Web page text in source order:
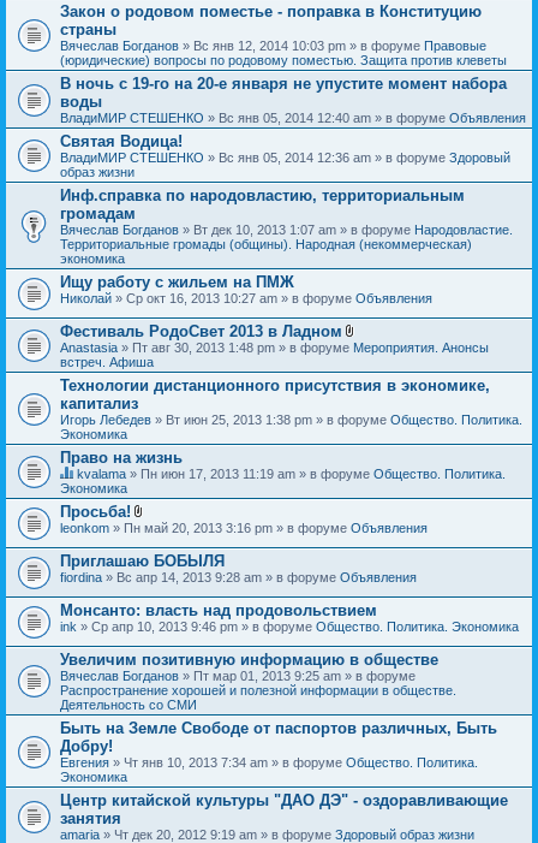
Закон о родовом поместье - поправка в Конституцию
страны
Вячеслав Богданов » Вс янв 12, 2014 10:03 pm » в форуме Правовые
(юридические) вопросы по родовому поместью. Защита против клеветы
В ночь с 19-го на 20-е января не упустите момент набора
воды
ВладиМИР СТЕШЕНКО » Вс янв 05, 2014 12:40 am » в форуме Объявления
Святая Водица!
ВладиМИР СТЕШЕНКО » Вс янв 05, 2014 12:36 am » в форуме Здоровый
образ жизни
Инф.справка по народовластию, территориальным
громадам
Вячеслав Богданов » Вт дек 10, 2013 1:07 am » в форуме Народовластие.
Территориальные громады (общины). Народная (некоммерческая)
экономика
Ищу работу с жильем на ПМЖ
Николай » Ср окт 16, 2013 10:27 am » в форуме Объявления
Фестиваль РодоСвет 2013 в Ладном
В
о
ж
н
и
я
Anastasia » Пт авг 30, 2013 1:48 pm » в форуме Мероприятия. Анонсы
встреч. Афиша
Технологии дистанционного присутствия в экономике,
капитализ
Игорь Лебедев » Вт июн 25, 2013 1:38 pm » в форуме Общество. Политика.
Экономика
Право на жизнь
Д
а
н
н
я
т
е
м
а
с
о
д
е
р
ж
и
т
о
п
р
о
с
.
kvalama » Пн июн 17, 2013 11:19 am » в форуме Общество. Политика.
Экономика
Просьба!
В
о
ж
е
н
и
я
leonkom » Пн май 20, 2013 3:16 pm » в форуме Объявления
Приглашаю БОБЫЛЯ
fiordina » Вс апр 14, 2013 9:28 am » в форуме Объявления
Монсанто: власть над продовольствием
ink » Ср апр 10, 2013 9:46 pm » в форуме Общество. Политика. Экономика
Увеличим позитивную информацию в обществе
Вячеслав Богданов » Пт мар 01, 2013 9:25 am » в форуме
Распространение хорошей и полезной информации в обществе.
Деятельность со СМИ
Быть на Земле Свободе от паспортов различных, Быть
Добру!
Евгения » Чт янв 10, 2013 7:34 am » в форуме Общество. Политика.
Экономика
Центр китайской культуры "ДАО ДЭ" - оздоравливающие
занятия
amaria » Чт дек 20, 2012 9:19 am » в форуме Здоровый образ жизни